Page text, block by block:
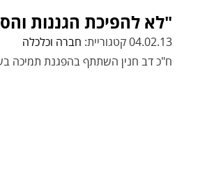
"לא להפיכת הגננות
04.02.13 קטגוריית:
חברה וכלכלה
ח"כ דב חנין השתתף בהפגנת תמיכה